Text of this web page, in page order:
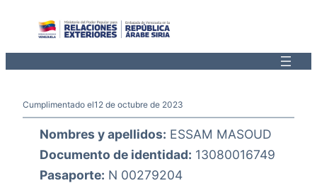
Cumplimentado el12 de octubre de 2023
Nombres y apellidos: ESSAM MASOUD
Documento de identidad: 13080016749
Pasaporte: N 00279204